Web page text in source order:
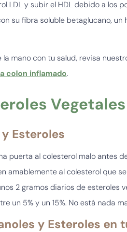
LDL y subir el HDL debido a los
su fibra soluble betaglucano, un
mano con tu salud, revisa
colon inflamado.
Vegetales
Esteroles
puerta al colesterol malo antes
amablemente al colesterol que
2 gramos diarios de esteroles
un 5% y un 15%. No está nada
y Esteroles en